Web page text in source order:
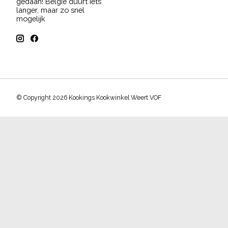
langer, maar zo snel
mogelijk
© Copyright 2026 Kookings Kookwinkel Weert VOF